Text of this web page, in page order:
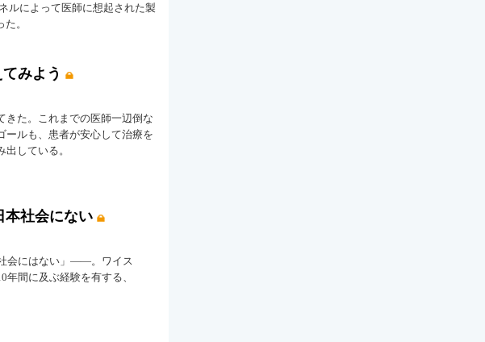
ルによって医師に想起された製
。
みよう
きた。これまでの医師一辺倒な
ールも、患者が安心して治療を
している。
本社会にない
会にはない」――。ワイス
年間に及ぶ経験を有する、